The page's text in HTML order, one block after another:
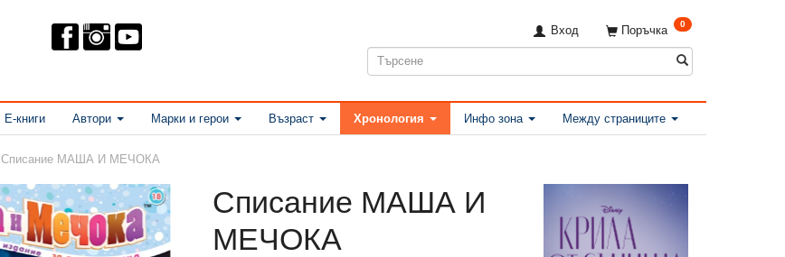
Поръчка 0
Вход
Е-книги Автори Марки и герои Възраст Хронология Инфо зона Между страниците
Списание МАША И МЕЧОКА
Списание МАША И
МЕЧОКА